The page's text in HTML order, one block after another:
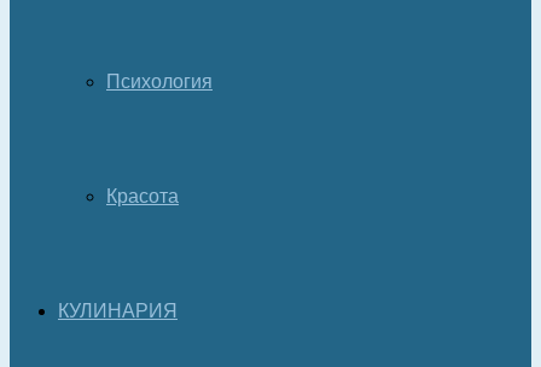
Психология
Красота
КУЛИНАРИЯ